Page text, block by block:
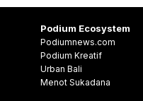
Podium Ecosystem
Podiumnews.com
Podium Kreatif
Urban Bali
Menot Sukadana